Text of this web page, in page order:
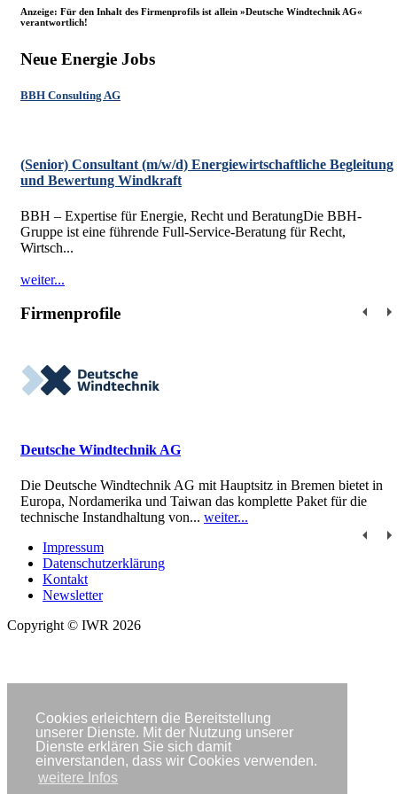
Cookies erleichtern die Bereitstellung
unserer Dienste. Mit der Nutzung unserer
Dienste erklären Sie sich damit
einverstanden, dass wir Cookies verwenden.
weitere Infos
Anzeige: Für den Inhalt des Firmenprofils ist allein »Deutsche Windtechnik AG«
verantwortlich!
Neue Energie Jobs
BBH Consulting AG
(Senior) Consultant (m/w/d) Energiewirtschaftliche Begleitung
und Bewertung Windkraft
BBH – Expertise für Energie, Recht und BeratungDie BBH-
Gruppe ist eine führende Full-Service-Beratung für Recht,
Wirtsch...
weiter...
Firmenprofile
Deutsche Windtechnik AG
Die Deutsche Windtechnik AG mit Hauptsitz in Bremen bietet in
Europa, Nordamerika und Taiwan das komplette Paket für die
technische Instandhaltung von... weiter...
Impressum
Datenschutzerklärung
Kontakt
Newsletter
Copyright © IWR 2026